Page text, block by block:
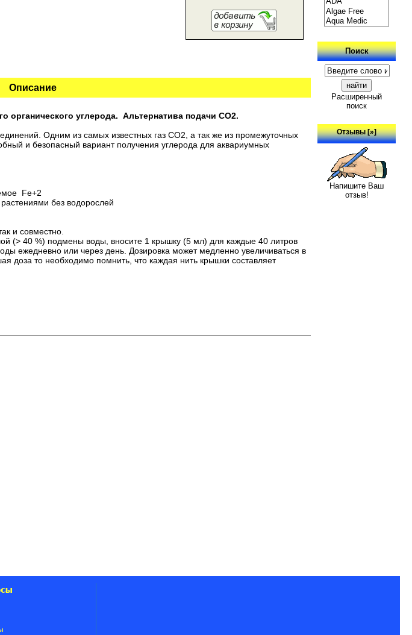
Описание
органического углерода. Альтернатива подачи СО2.
Одним из самых известных газ СО2, а так же из промежуточных
и безопасный вариант получения углерода для аквариумных
Fe+2
без водорослей
и совместно.
(> 40 %) подмены воды, вносите 1 крышку (5 мл) для каждые 40 литров
ежедневно или через день. Дозировка может медленно увеличиваться в
доза то необходимо помнить, что каждая нить крышки составляет
Поиск
Расширенный
поиск
Отзывы [»]
Напишите Ваш
отзыв!